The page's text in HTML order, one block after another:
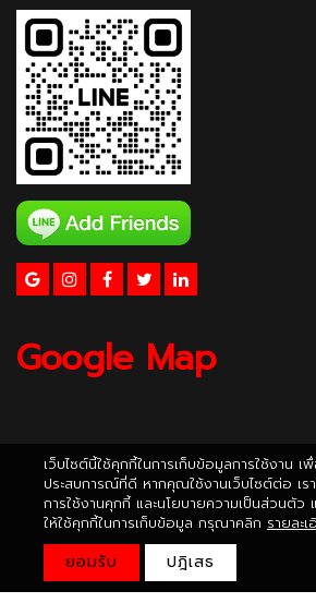
เว็บไซต์นี้ใช้คุกกี้ในการเก็บข้อมูลการใช้งาน เ
ประสบการณ์ที่ดี หากคุณใช้งานเว็บไซต์ต่อ เ
การใช้งานคุกกี้ และนโยบายความเป็นส่วนตั
ให้ใช้คุกกี้ในการเก็บข้อมูล กรุณาคลิก รายละ
ยอมรับ ปฎิเสธ
Google Map